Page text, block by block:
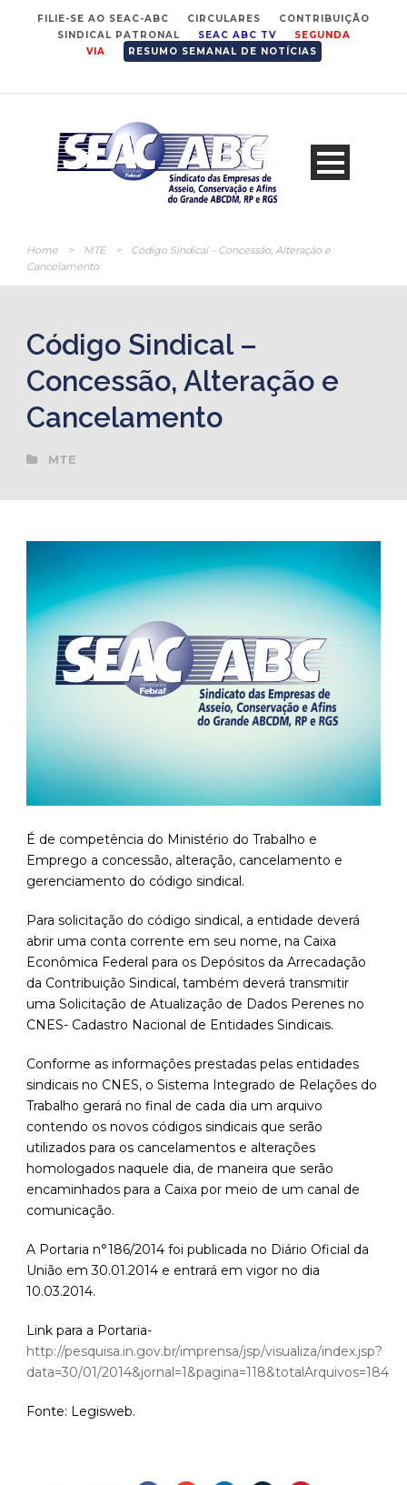
FILIE-SE AO SEAC-ABC CIRCULARES
CONTRIBUIÇÃO
SINDICAL PATRONAL
SEAC ABC TV
SEGUNDA
VIA
RESUMO SEMANAL DE NOTÍCIAS
Home > MTE >
Código Sindical – Concessão, Alteração e
Cancelamento
Código Sindical –
Concessão, Alteração e
Cancelamento
MTE
É de competência do Ministério do Trabalho e
Emprego a concessão, alteração, cancelamento e
gerenciamento do código sindical.
Para solicitação do código sindical, a entidade deverá
abrir uma conta corrente em seu nome, na Caixa
Econômica Federal para os Depósitos da Arrecadação
da Contribuição Sindical, também deverá transmitir
uma Solicitação de Atualização de Dados Perenes no
CNES- Cadastro Nacional de Entidades Sindicais.
Conforme as informações prestadas pelas entidades
sindicais no CNES, o Sistema Integrado de Relações do
Trabalho gerará no final de cada dia um arquivo
contendo os novos códigos sindicais que serão
utilizados para os cancelamentos e alterações
homologados naquele dia, de maneira que serão
encaminhados para a Caixa por meio de um canal de
comunicação.
A Portaria n°186/2014 foi publicada no Diário Oficial da
União em 30.01.2014 e entrará em vigor no dia
10.03.2014.
Link para a Portaria-
http://pesquisa.in.gov.br/imprensa/jsp/visualiza/index.jsp?
data=30/01/2014&jornal=1&pagina=118&totalArquivos=184
Fonte: Legisweb.